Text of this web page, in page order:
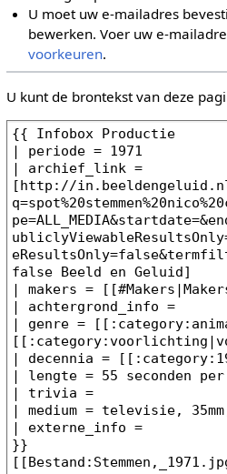
U moet uw e-mailadres
bewerken. Voer uw e-
voorkeuren.
U kunt de brontekst van deze